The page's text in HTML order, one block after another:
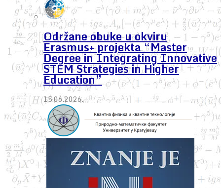
Održane obuke u okviru
Erasmus+ projekta “Master
Degree in Integrating Innovative
STEM Strategies in Higher
Education”
15.06.2026.